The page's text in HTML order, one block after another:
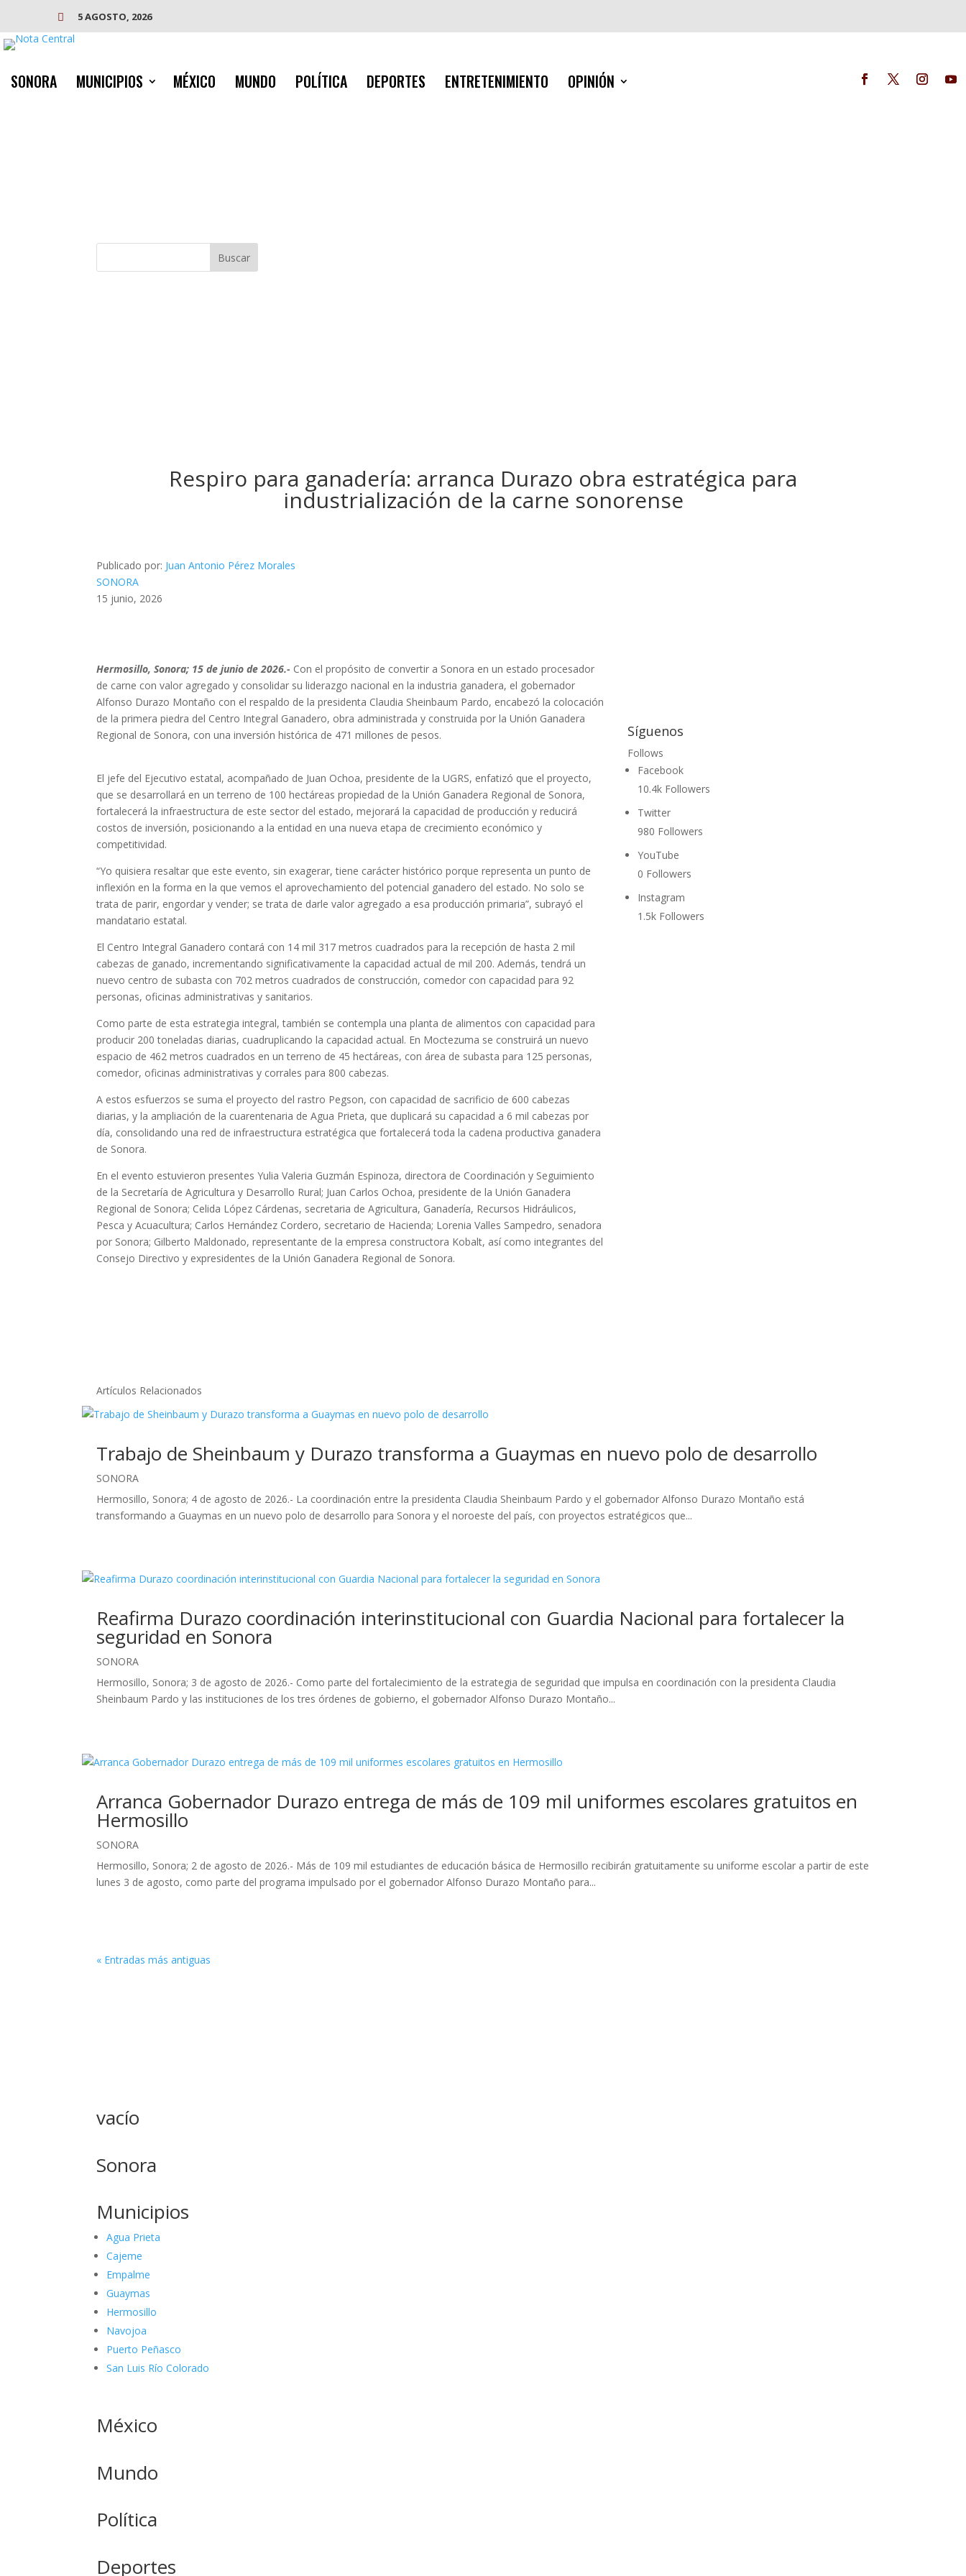
 5 AGOSTO, 2026
SONORA MUNICIPIOS MÉXICO MUNDO POLÍTICA DEPORTES ENTRETENIMIENTO OPINIÓN
Buscar
Respiro para ganadería: arranca Durazo obra estratégica para
industrialización de la carne sonorense
Publicado por: Juan Antonio Pérez Morales
SONORA
15 junio, 2026
Hermosillo, Sonora; 15 de junio de 2026.- Con el propósito de convertir a Sonora en un estado procesador
de carne con valor agregado y consolidar su liderazgo nacional en la industria ganadera, el gobernador
Alfonso Durazo Montaño con el respaldo de la presidenta Claudia Sheinbaum Pardo, encabezó la colocación
de la primera piedra del Centro Integral Ganadero, obra administrada y construida por la Unión Ganadera
Regional de Sonora, con una inversión histórica de 471 millones de pesos.
El jefe del Ejecutivo estatal, acompañado de Juan Ochoa, presidente de la UGRS, enfatizó que el proyecto,
que se desarrollará en un terreno de 100 hectáreas propiedad de la Unión Ganadera Regional de Sonora,
fortalecerá la infraestructura de este sector del estado, mejorará la capacidad de producción y reducirá
costos de inversión, posicionando a la entidad en una nueva etapa de crecimiento económico y
competitividad.
“Yo quisiera resaltar que este evento, sin exagerar, tiene carácter histórico porque representa un punto de
inflexión en la forma en la que vemos el aprovechamiento del potencial ganadero del estado. No solo se
trata de parir, engordar y vender; se trata de darle valor agregado a esa producción primaria”, subrayó el
mandatario estatal.
El Centro Integral Ganadero contará con 14 mil 317 metros cuadrados para la recepción de hasta 2 mil
cabezas de ganado, incrementando significativamente la capacidad actual de mil 200. Además, tendrá un
nuevo centro de subasta con 702 metros cuadrados de construcción, comedor con capacidad para 92
personas, oficinas administrativas y sanitarios.
Como parte de esta estrategia integral, también se contempla una planta de alimentos con capacidad para
producir 200 toneladas diarias, cuadruplicando la capacidad actual. En Moctezuma se construirá un nuevo
espacio de 462 metros cuadrados en un terreno de 45 hectáreas, con área de subasta para 125 personas,
comedor, oficinas administrativas y corrales para 800 cabezas.
A estos esfuerzos se suma el proyecto del rastro Pegson, con capacidad de sacrificio de 600 cabezas
diarias, y la ampliación de la cuarentenaria de Agua Prieta, que duplicará su capacidad a 6 mil cabezas por
día, consolidando una red de infraestructura estratégica que fortalecerá toda la cadena productiva ganadera
de Sonora.
En el evento estuvieron presentes Yulia Valeria Guzmán Espinoza, directora de Coordinación y Seguimiento
de la Secretaría de Agricultura y Desarrollo Rural; Juan Carlos Ochoa, presidente de la Unión Ganadera
Regional de Sonora; Celida López Cárdenas, secretaria de Agricultura, Ganadería, Recursos Hidráulicos,
Pesca y Acuacultura; Carlos Hernández Cordero, secretario de Hacienda; Lorenia Valles Sampedro, senadora
por Sonora; Gilberto Maldonado, representante de la empresa constructora Kobalt, así como integrantes del
Consejo Directivo y expresidentes de la Unión Ganadera Regional de Sonora.
Síguenos
Follows
Facebook
10.4k Followers
Twitter
980 Followers
YouTube
0 Followers
Instagram
1.5k Followers
Artículos Relacionados
Trabajo de Sheinbaum y Durazo transforma a Guaymas en nuevo polo de desarrollo
SONORA
Hermosillo, Sonora; 4 de agosto de 2026.- La coordinación entre la presidenta Claudia Sheinbaum Pardo y el gobernador Alfonso Durazo Montaño está
transformando a Guaymas en un nuevo polo de desarrollo para Sonora y el noroeste del país, con proyectos estratégicos que...
Reafirma Durazo coordinación interinstitucional con Guardia Nacional para fortalecer la
seguridad en Sonora
SONORA
Hermosillo, Sonora; 3 de agosto de 2026.- Como parte del fortalecimiento de la estrategia de seguridad que impulsa en coordinación con la presidenta Claudia
Sheinbaum Pardo y las instituciones de los tres órdenes de gobierno, el gobernador Alfonso Durazo Montaño...
Arranca Gobernador Durazo entrega de más de 109 mil uniformes escolares gratuitos en
Hermosillo
SONORA
Hermosillo, Sonora; 2 de agosto de 2026.- Más de 109 mil estudiantes de educación básica de Hermosillo recibirán gratuitamente su uniforme escolar a partir de este
lunes 3 de agosto, como parte del programa impulsado por el gobernador Alfonso Durazo Montaño para...
« Entradas más antiguas
vacío
Sonora
Municipios
Agua Prieta
Cajeme
Empalme
Guaymas
Hermosillo
Navojoa
Puerto Peñasco
San Luis Río Colorado
México
Mundo
Política
Deportes